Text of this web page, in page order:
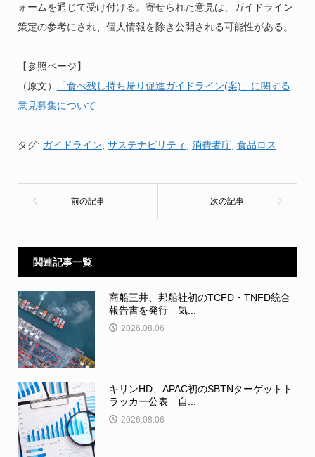
ォームを通じて受け付ける。寄せられた意見は、ガイドライン
策定の参考にされ、個人情報を除き公開される可能性がある。
【参照ページ】
（原文）
「食べ残し持ち帰り促進ガイドライン(案)」に関する
意見募集について
タグ: ガイドライン サステナビリティ 消費者庁, 食品ロス
関連記事一覧
商船三井、邦船社初のTCFD・TNFD統合
報告書を発行 気...
2026.08.06
キリンHD、APAC初のSBTNターゲットト
ラッカー公表 自...
2026.08.06